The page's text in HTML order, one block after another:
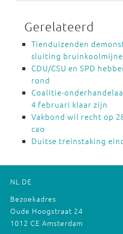
Gerelateerd
Tienduizenden
sluiting
CDU/CSU en SPD
rond
Coalitie-
4 februari klaar zijn
Vakbond wil recht op
cao
Duitse treinstaking
NL DE
Bezoekadres
Oude Hoogstraat 24
1012 CE Amsterdam